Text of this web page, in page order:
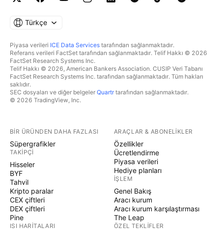
Türkçe
Piyasa verileri ICE Data Services tarafından sağlanmaktadır.
Referans verileri FactSet tarafından sağlanmaktadır. Telif Hakkı © 2026
FactSet Research Systems Inc.
Telif Hakkı © 2026, American Bankers Association. CUSIP Veri Tabanı
FactSet Research Systems Inc. tarafından sağlanmaktadır. Tüm hakları
saklıdır.
SEC dosyaları ve diğer belgeler Quartrtarafından sağlanmaktadır.
© 2026 TradingView, Inc.
BIR ÜRÜNDEN DAHA FAZLASI
Süpergrafikler
TAKIPÇI
Hisseler
BYF
Tahvil
Kripto paralar
CEX çiftleri
DEX çiftleri
Pine
ISI HARITALARI
ARAÇLAR & ABONELIKLER
Özellikler
Ücretlendirme
Piyasa verileri
Hediye planları
İŞLEM
Genel Bakış
Aracı kurum
Aracı kurum karşılaştırması
The Leap
ÖZEL TEKLIFLER